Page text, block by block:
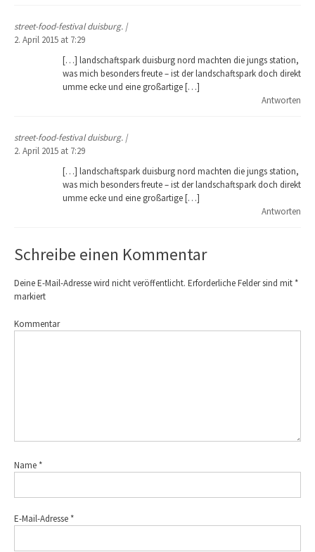
street-food-festival duisburg. |
2. April 2015 at 7:29
[…] landschaftspark duisburg nord machten die jungs station,
was mich besonders freute – ist der landschaftspark doch direkt
umme ecke und eine großartige […]
Antworten
street-food-festival duisburg. |
2. April 2015 at 7:29
[…] landschaftspark duisburg nord machten die jungs station,
was mich besonders freute – ist der landschaftspark doch direkt
umme ecke und eine großartige […]
Antworten
Schreibe einen Kommentar
Deine E-Mail-Adresse wird nicht veröffentlicht. Erforderliche Felder sind mit *
markiert
Kommentar
Name *
E-Mail-Adresse *